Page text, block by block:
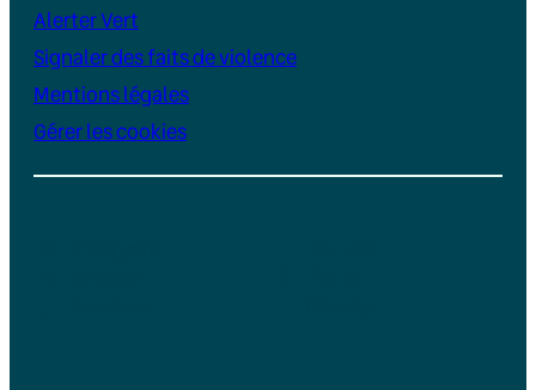
Alerter Vert
Signaler des faits de violence
Mentions légales
Gérer les cookies